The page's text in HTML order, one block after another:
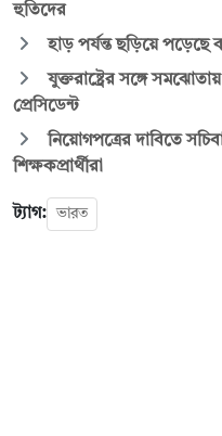
হুতিদের
হাড় পর্যন্ত ছড়িয়ে পড়েছে
যুক্তরাষ্ট্রের সঙ্গে
প্রেসিডেন্ট
নিয়োগপত্রের দাবিতে
শিক্ষকপ্রার্থীরা
ট্যাগ: ভারত